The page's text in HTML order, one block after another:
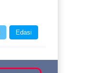
Edasi